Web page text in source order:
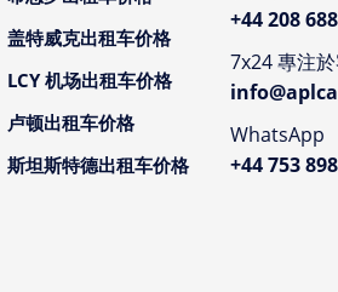
盖特威克出租车价格
LCY 机场出租车价格
卢顿出租车价格
斯坦斯特德出租车价格
+44 208
7x24 專注
WhatsApp
+44 753